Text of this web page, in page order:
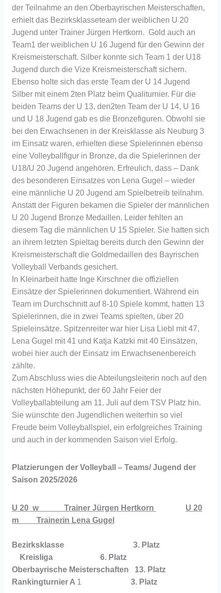
der Teilnahme an den Oberbayrischen Meisterschaften,
erhielt das Bezirksklasseteam der weiblichen U 20
Jugend unter Trainer Jürgen Hertkorn. Gold auch an
Team1 der weiblichen U 16 Jugend für den Gewinn der
Kreismeisterschaft. Silber konnte sich Team 1 der U18
Jugend durch die Vize Kreismeisterschaft sichern.
Ebenso holte sich das erste Team der U 14 Jugend
Silber mit einem 2ten Platz beim Qualiturnier. Für die
beiden Teams der U 13, den2ten Team der U 14, U 16
und U 18 Jugend gab es die Bronzefiguren. Obwohl sie
bei den Erwachsenen in der Kreisklasse als Neuburg 3
im Einsatz waren, erhielten diese Spielerinnen ebenso
eine Volleyballfigur in Bronze, da die Spielerinnen der
U18/U 20 Jugend angehören. Erfreulich, dass – Dank
des besonderen Einsatzes von Lena Gugel – wieder
eine männliche U 20 Jugend am Spielbetreib teilnahm.
Anstatt der Figuren bekamen die Spieler der männlichen
U 20 Jugend Bronze Medaillen. Leider fehlten an
diesem Tag die männlichen U 15 Spieler. Sie hatten sich
an ihrem letzten Spieltag bereits durch den Gewinn der
Kreismeisterschaft die Goldmedaillen des Bayrischen
Volleyball Verbands gesichert.
In Kleinarbeit hatte Inge Kirschner die offiziellen
Einsätze der Spielerinnen dokumentiert. Während ein
Team im Durchschnitt auf 8-10 Spiele kommt, hatten 13
Spielerinnen, die in zwei Teams spielten, über 20
Spieleinsätze. Spitzenreiter war hier Lisa Liebl mit 47,
Lena Gugel mit 41 und Katja Katzki mit 40 Einsätzen,
wobei hier auch der Einsatz im Erwachsenenbereich
zählte.
Zum Abschluss wies die Abteilungsleiterin noch auf den
nächsten Höhepunkt, der 60 Jahr Feier der
Volleyballabteilung am 11. Juli auf dem TSV Platz hin.
Sie wünschte den Jugendlichen weiterhin so viel
Freude beim Volleyballspiel, ein erfolgreiches Training
und auch in der kommenden Saison viel Erfolg.
Platzierungen der Volleyball – Teams/ Jugend der
Saison 2025/2026
U 20 w Trainer Jürgen Hertkorn
U 20
m Trainerin Lena Gugel
Bezirksklasse
3. Platz
Kreisliga 6. Platz
Oberbayrische Meisterschaften 13. Platz
Rankingturnier A 1 3. Platz